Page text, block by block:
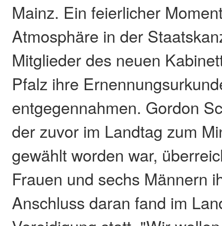
Mainz. Ein feierlicher
Atmosphäre in der
Mitglieder des neuen
Pfalz ihre
entgegennahmen. Gordon
der zuvor im Landtag zum
gewählt worden war,
Frauen und sechs Männern
Anschluss daran fand im